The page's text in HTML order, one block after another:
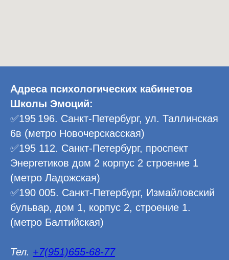
Адреса психологических кабинетов
Школы Эмоций:
✅195 196. Санкт-Петербург, ул. Таллинская
6в (метро Новочерскасская)
✅195 112. Санкт-Петербург, проспект
Энергетиков дом 2 корпус 2 строение 1
(метро Ладожская)
✅190 005. Санкт-Петербург, Измайловский
бульвар, дом 1, корпус 2, строение 1.
(метро Балтийская)
Тел. +7(951)655-68-77